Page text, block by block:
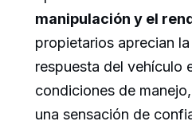
manipulación y el
propietarios aprecian
respuesta del vehículo
condiciones de
una sensación de